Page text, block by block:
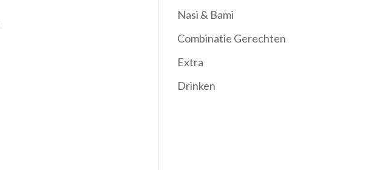
Nasi & Bami
Combinatie Gerechten
Extra
Drinken